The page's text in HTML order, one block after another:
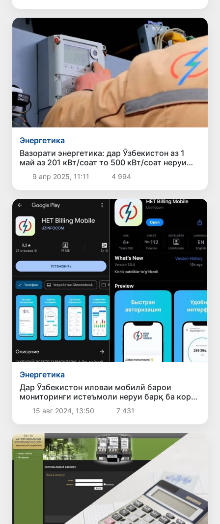
Энергетика
Вазорати энергетика: дар Ӯзбекистон аз 1
май аз 201 кВт/соат то 500 кВт/соат неруи
барқ ба ҷои 900 сӯм 800 сӯм пардохт
мешавад
9 апр 2025, 11:11 4 994
Энергетика
Дар Ӯзбекистон иловаи мобилӣ барои
мониторинги истеъмоли неруи барқ ба кор
даромад
15 авг 2024, 13:50 7 431